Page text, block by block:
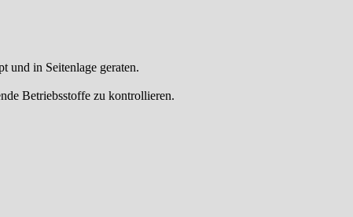
und in Seitenlage geraten.
Betriebsstoffe zu kontrollieren.